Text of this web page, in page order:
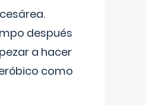
después
a hacer
como